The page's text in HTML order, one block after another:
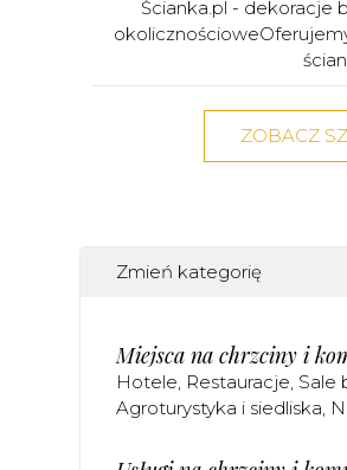
Ścianka.pl - dekoracje
ZOBACZ
Zmień kategorię
Miejsca na chrzciny i
Hotele Restauracje Sale
Agroturystyka i siedliska